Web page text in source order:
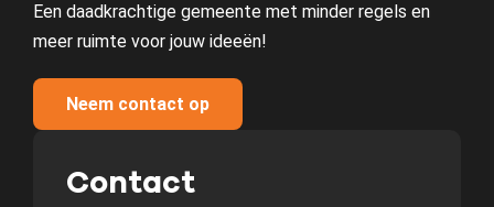
Een daadkrachtige gemeente met minder regels en
meer ruimte voor jouw ideeën!
Neem contact op
Contact